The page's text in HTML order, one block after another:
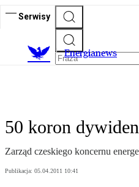
Serwisy
Energianews
50 koron
Zarząd czeskiego koncernu
Publikacja: 05.04.2011 10:41